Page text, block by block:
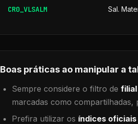
CR0_VLSALM Sal.
Boas práticas ao manipular a
Sempre considere o filtro de filial
marcadas como compartilhadas,
Prefira utilizar os índices oficiais